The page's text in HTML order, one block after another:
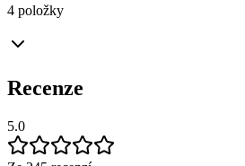
4 položky
Recenze
5.0